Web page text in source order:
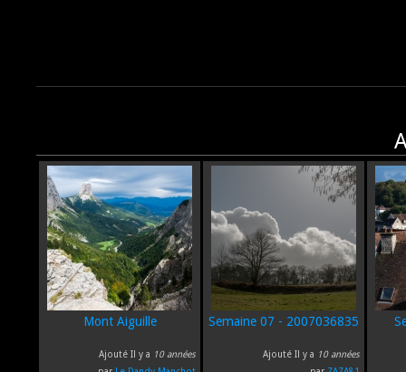
Mont Aiguille
Ajouté Il y a 10 années
Semaine 07 - 2007036835
Ajouté Il y a 10 années